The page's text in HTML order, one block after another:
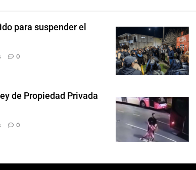
para suspender el
0
de Propiedad Privada
0